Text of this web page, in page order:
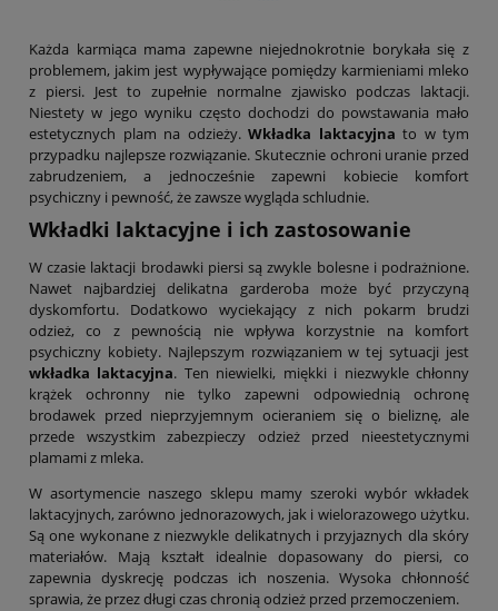
Każda karmiąca mama zapewne niejednokrotnie borykała się z
problemem, jakim jest wypływające pomiędzy karmieniami mleko
z piersi. Jest to zupełnie normalne zjawisko podczas laktacji.
Niestety w jego wyniku często dochodzi do powstawania mało
estetycznych plam na odzieży. Wkładka laktacyjna to w tym
przypadku najlepsze rozwiązanie. Skutecznie ochroni uranie przed
zabrudzeniem, a jednocześnie zapewni kobiecie komfort
psychiczny i pewność, że zawsze wygląda schludnie.
Wkładki laktacyjne i ich zastosowanie
W czasie laktacji brodawki piersi są zwykle bolesne i podrażnione.
Nawet najbardziej delikatna garderoba może być przyczyną
dyskomfortu. Dodatkowo wyciekający z nich pokarm brudzi
odzież, co z pewnością nie wpływa korzystnie na komfort
psychiczny kobiety. Najlepszym rozwiązaniem w tej sytuacji jest
wkładka laktacyjna. Ten niewielki, miękki i niezwykle chłonny
krążek ochronny nie tylko zapewni odpowiednią ochronę
brodawek przed nieprzyjemnym ocieraniem się o bieliznę, ale
przede wszystkim zabezpieczy odzież przed nieestetycznymi
plamami z mleka.
W asortymencie naszego sklepu mamy szeroki wybór wkładek
laktacyjnych, zarówno jednorazowych, jak i wielorazowego użytku.
Są one wykonane z niezwykle delikatnych i przyjaznych dla skóry
materiałów. Mają kształt idealnie dopasowany do piersi, co
zapewnia dyskrecję podczas ich noszenia. Wysoka chłonność
sprawia, że przez długi czas chronią odzież przed przemoczeniem.